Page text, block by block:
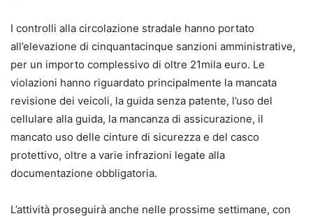
I controlli alla circolazione stradale hanno portato
all’elevazione di cinquantacinque sanzioni amministrative,
per un importo complessivo di oltre 21mila euro. Le
violazioni hanno riguardato principalmente la mancata
revisione dei veicoli, la guida senza patente, l’uso del
cellulare alla guida, la mancanza di assicurazione, il
mancato uso delle cinture di sicurezza e del casco
protettivo, oltre a varie infrazioni legate alla
documentazione obbligatoria.
L’attività proseguirà anche nelle prossime settimane, con